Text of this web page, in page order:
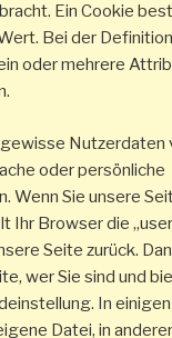
Ein Cookie
Bei der
oder mehrere
Nutzerdaten
oder persönliche
Wenn Sie unsere
Ihr Browser die
Seite zurück.
wer Sie sind und
In
Datei, in